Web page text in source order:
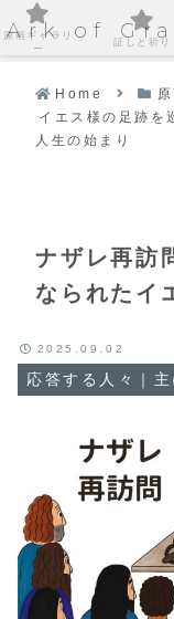
Ark of
Home
イエス様の足跡を
人生の始まり
ナザレ再訪
なられたイ
応答する人々｜
2025.09.02
原画ギャラリ
ー
証しと祈り